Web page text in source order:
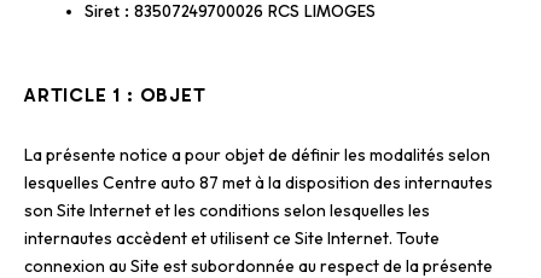
Siret : 83507249700026 RCS LIMOGES
ARTICLE 1 : OBJET
La présente notice a pour objet de définir les modalités selon
lesquelles Centre auto 87 met à la disposition des internautes
son Site Internet et les conditions selon lesquelles les
internautes accèdent et utilisent ce Site Internet. Toute
connexion au Site est subordonnée au respect de la présente